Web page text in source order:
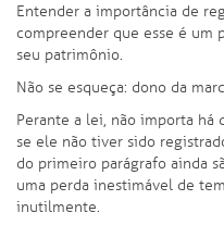
Entender a importância de
compreender que esse é um
seu patrimônio.
Não se esqueça: dono da
Perante a lei, não importa há
se ele não tiver sido
do primeiro parágrafo ainda
uma perda inestimável de
inutilmente.